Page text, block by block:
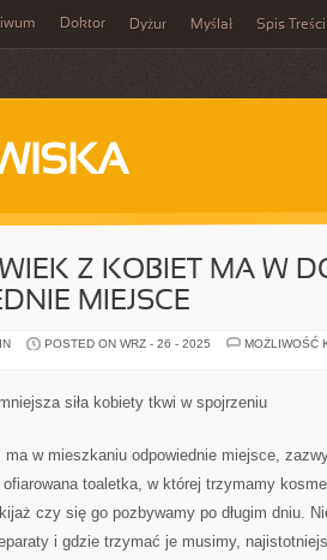
Doktor Dyżur Myślał Spis Treści
Z KOBIET MA W
MIEJSCE
POSTED ON WRZ - 26 - 2025
MOŻLIWOŚĆ
siła kobiety tkwi w spojrzeniu
ma w mieszkaniu odpowiednie miejsce,
toaletka, w której trzymamy
czy się go pozbywamy po długim dniu.
i gdzie trzymać je musimy,